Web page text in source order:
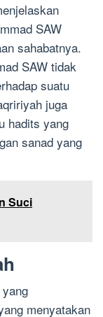
SAW
sahabatnya.
SAW tidak
suatu
juga
hadits yang
sanad yang
Suci
menyatakan